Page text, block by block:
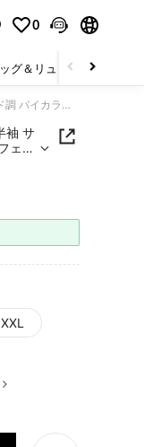
0
グ＆リュック
レディース トップス カットソー Tシャツ 半袖 サマーニット ツイード風 ツイード調 バイカラー 配色 フェイクポケット クルーネック 丸首 パイピング きれいめ 上品 大人可愛い フェミニン カジュアル オフィスカジュアル 通勤 通学 デート お出かけ 着痩せ 体型カバー 華奢見え 二の腕カバー 骨格ウェーブ 骨格ストレート 春 夏 秋 プルオーバー おしゃれ ゆったり 涼しい 伸縮性 シワになりにくい 20代 30代 40代 50代 ホワイト ブラック
袖 サ
ェイ
品
通
の
ー
い
XXL